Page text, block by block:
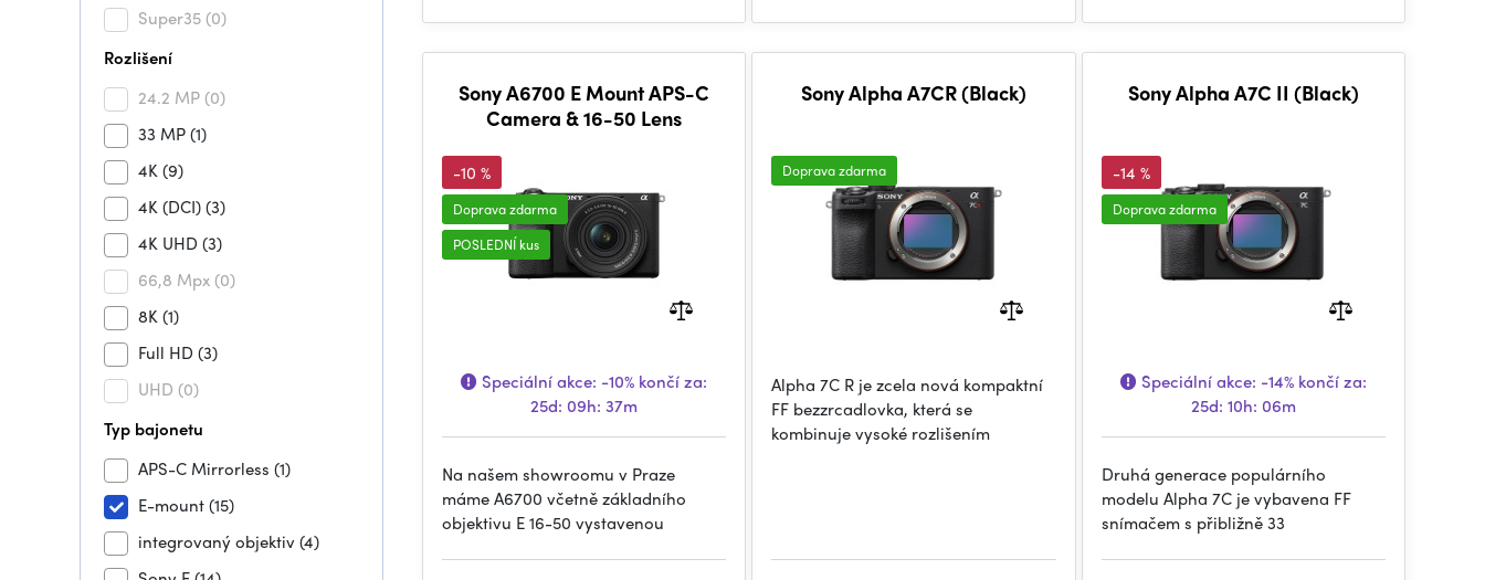
Super35 (0)
Rozlišení
24.2 MP (0)
33 MP(1)
4K(9)
4K (DCI)(3)
4K UHD (3)
66,8 Mpx (0)
8K(1)
Full HD (3)
UHD (0)
Typ bajonetu
APS-C Mirrorless (1)
E-mount(15)
integrovaný objektiv(4)
Sony A6700 E Mount APS-C
Camera & 16-50 Lens
-10 %
Doprava zdarma
POSLEDNÍ kus
Speciální akce: -10% končí za:
25d: 09h: 37m
Na našem showroomu v Praze
máme A6700 včetně základního
objektivu E 16-50 vystavenou
Sony Alpha A7CR (Black)
Doprava zdarma
Alpha 7C R je zcela nová kompaktní
FF bezzrcadlovka, která se
kombinuje vysoké rozlišením
Sony Alpha A7C II (Black)
-14 %
Doprava zdarma
Speciální akce: -14%končí za:
25d: 10h: 06m
Druhá generace populárního
modelu Alpha 7C je vybavena FF
snímačem s přibližně 33